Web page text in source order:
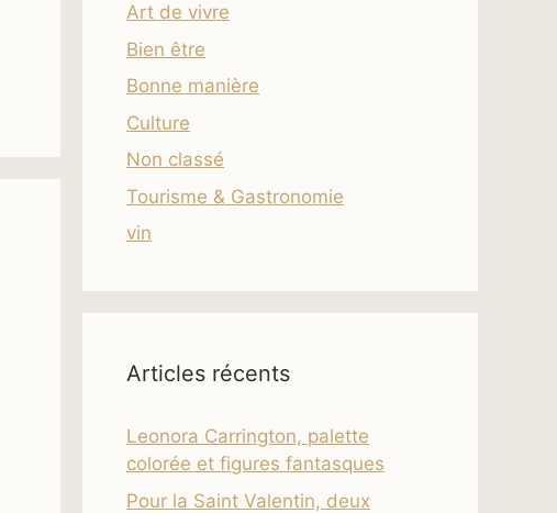
Art de vivre
Bien être
Bonne manière
Culture
Non classé
Tourisme & Gastronomie
vin
Articles récents
Leonora Carrington, palette
colorée et figures fantasques
Pour la Saint Valentin, deux